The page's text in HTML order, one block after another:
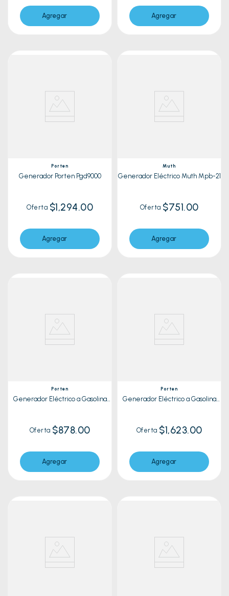
Agregar Agregar
Porten
Generador Porten Pgd9000
Oferta $1,294.00
Agregar
Muth
Generador Eléctrico Muth Mpb-21
Oferta $751.00
Agregar
Porten
Generador Eléctrico a Gasolina
Oferta $878.00
Agregar
Porten
Generador Eléctrico a Gasolina
Oferta $1,623.00
Agregar